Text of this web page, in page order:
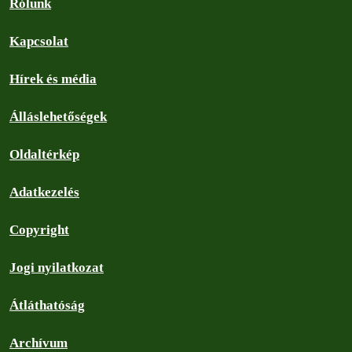
Rólunk
Kapcsolat
Hírek és média
Álláslehetőségek
Oldaltérkép
Adatkezelés
Copyright
Jogi nyilatkozat
Átláthatóság
Archívum